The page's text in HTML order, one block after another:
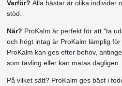
Varför? Alla hästar är olika individer
stöd.
När? ProKalm är perfekt för att "ta
och högt intag är ProKalm lämplig
ProKalm kan ges efter behov,
som tävling eller kan matas dagligen
På vilket sätt? ProKalm ges bäst i